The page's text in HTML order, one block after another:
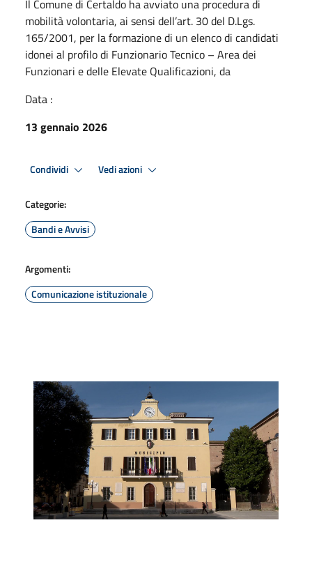
Il Comune di Certaldo ha avviato una procedura di
mobilità volontaria, ai sensi dell’art. 30 del D.Lgs.
165/2001, per la formazione di un elenco di candidati
idonei al profilo di Funzionario Tecnico – Area dei
Funzionari e delle Elevate Qualificazioni, da
Data :
13 gennaio 2026
Condividi Vedi azioni
Categorie:
Bandi e Avvisi
Argomenti:
Comunicazione istituzionale